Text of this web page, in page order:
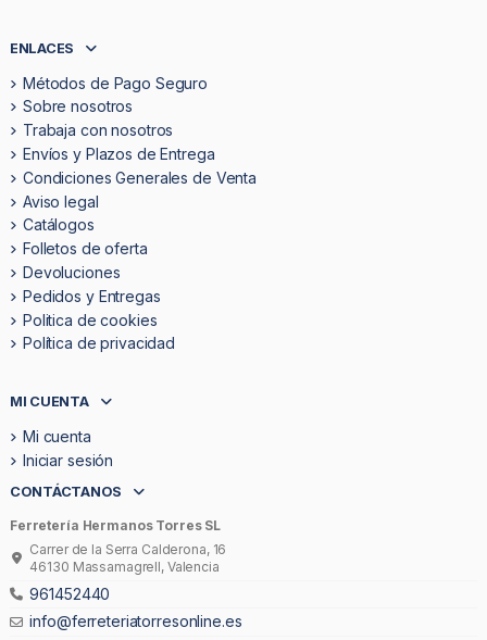
ENLACES
Métodos de Pago Seguro
Sobre nosotros
Trabaja con nosotros
Envíos y Plazos de Entrega
Condiciones Generales de Venta
Aviso legal
Catálogos
Folletos de oferta
Devoluciones
Pedidos y Entregas
Politica de cookies
Política de privacidad
MI CUENTA
Mi cuenta
Iniciar sesión
CONTÁCTANOS
Ferretería Hermanos Torres SL
Carrer de la Serra Calderona, 16
46130 Massamagrell, Valencia
961452440
info@ferreteriatorresonline.es